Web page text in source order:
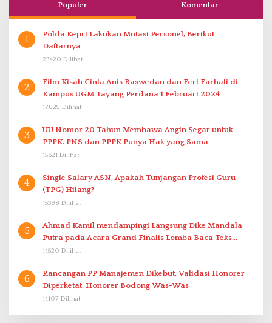
Populer Komentar
1
Polda Kepri Lakukan Mutasi Personel, Berikut
Daftarnya
23420 Dilihat
2
Film Kisah Cinta Anis Baswedan dan Feri Farhati di
Kampus UGM Tayang Perdana 1 Februari 2024
17829 Dilihat
3
UU Nomor 20 Tahun Membawa Angin Segar untuk
PPPK. PNS dan PPPK Punya Hak yang Sama
15621 Dilihat
4
Single Salary ASN, Apakah Tunjangan Profesi Guru
(TPG) Hilang?
15398 Dilihat
5
Ahmad Kamil mendampingi Langsung Dike Mandala
Putra pada Acara Grand Finalis Lomba Baca Teks
Proklamasi Mirip Bung Karno di Bali
14520 Dilihat
6
Rancangan PP Manajemen Dikebut, Validasi Honorer
Diperketat, Honorer Bodong Was-Was
14107 Dilihat